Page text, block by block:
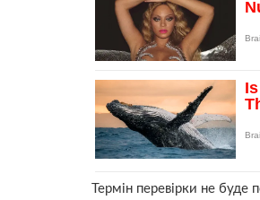
Термін перевірки не